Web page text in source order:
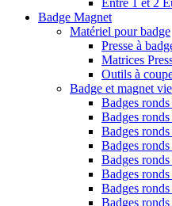
Entre 1 et 2
Badge Magnet
Matériel pour badge
Presse à
Matrices
Outils à
Badge et magnet
Badges
Badges
Badges
Badges
Badges
Badges
Badges
Badges